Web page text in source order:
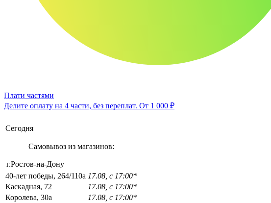
Плати частями
Делите оплату на 4 части, без переплат. От 1 000 ₽
Сегодня
Самовывоз из магазинов:
г.Ростов-на-Дону
40-лет победы, 264/110а 17.08, с 17:00*
Каскадная, 72
17.08, с 17:00*
Королева, 30а
17.08, с 17:00*